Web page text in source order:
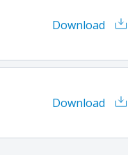
Download
Download